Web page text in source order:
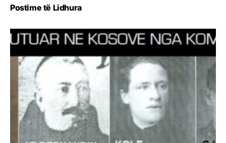
Postime të Lidhura